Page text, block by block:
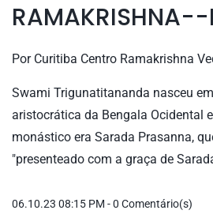
Por Curitiba Centro Ramakrishna
Swami Trigunatitananda nasceu
aristocrática da Bengala Ocidental
monástico era Sarada Prasanna,
"presenteado com a graça de
06.10.23 08:15 PM -0 Comentário(s)